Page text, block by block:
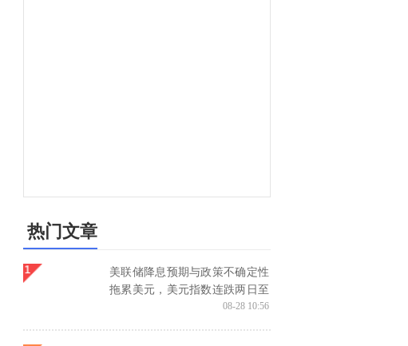
热门文章
美联储降息预期与政策不确定性
拖累美元，美元指数连跌两日至
08-28 10:56